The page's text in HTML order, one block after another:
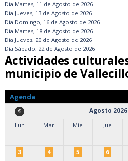
Día Martes, 11 de Agosto de 2026
Día Jueves, 13 de Agosto de 2026
Día Domingo, 16 de Agosto de 2026
Día Martes, 18 de Agosto de 2026
Día Jueves, 20 de Agosto de 2026
Día Sábado, 22 de Agosto de 2026
Actividades
municipio de
Agenda
Agosto 2026
Lun
Mar Mie Jue
3
4 5 6